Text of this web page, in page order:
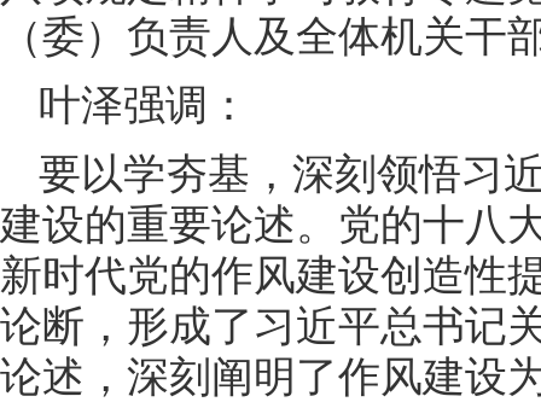
（委）负责人及全体机关干
叶泽强调：
要以学夯基，深刻领悟习
建设的重要论述。党的十八
新时代党的作风建设创造性
论断，形成了习近平总书记
论述，深刻阐明了作风建设